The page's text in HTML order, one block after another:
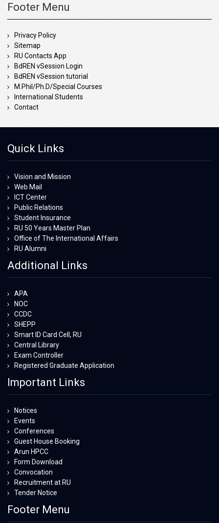
Footer Menu
Privacy Policy
Sitemap
RU Contacts App
BdREN vSession Login
BdREN vSession tutorial
M.Phil/Ph.D/Special Courses
International Students
Contact
Quick Links
Vision and Mission
Web Mail
ICT Center
Public Relations
Student Insurance
RU 50 Years Master Plan
Office of The International Affairs
RU Alumni
Additional Links
APA
NOC
CCDC
SHEPP
Smart ID Card Cell, RU
Central Library
Exam Controller
Registered Graduate Application
Important Links
Notices
Events
Conferences
Guest House Booking
Arun HPCC
Form Download
Convocation
Recruitment at RU
Tender Notice
Footer Menu